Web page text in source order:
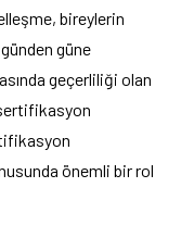
bireylerin
güne
geçerliliği olan
önemli bir rol